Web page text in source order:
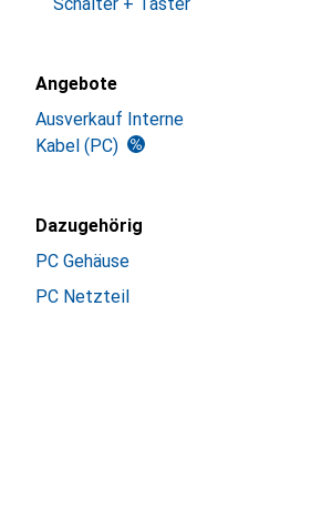
Angebote
Ausverkauf Interne
Kabel (PC)
Dazugehörig
PC Gehäuse
PC Netzteil